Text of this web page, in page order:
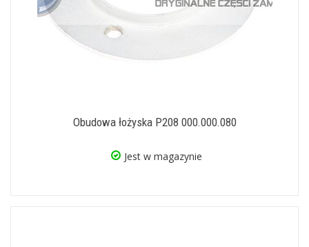
Obudowa łożyska P208 000.000.080
Jest w magazynie